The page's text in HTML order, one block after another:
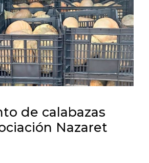
de calabazas
Nazaret